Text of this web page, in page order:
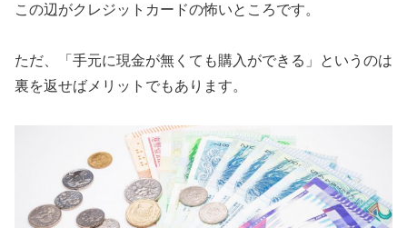
この辺がクレジットカードの怖いところです。
ただ、「手元に現金が無くても購入ができる」というのは
裏を返せばメリットでもあります。